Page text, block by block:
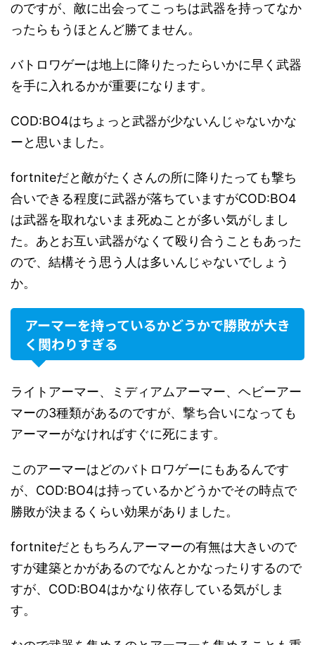
のですが、敵に出会ってこっちは武器を持ってなか
ったらもうほとんど勝てません。
バトロワゲーは地上に降りたったらいかに早く武器
を手に入れるかが重要になります。
COD:BO4はちょっと武器が少ないんじゃないかな
ーと思いました。
fortniteだと敵がたくさんの所に降りたっても撃ち
合いできる程度に武器が落ちていますがCOD:BO4
は武器を取れないまま死ぬことが多い気がしまし
た。あとお互い武器がなくて殴り合うこともあった
ので、結構そう思う人は多いんじゃないでしょう
か。
アーマーを持っているかどうかで勝敗が大き
く関わりすぎる
ライトアーマー、ミディアムアーマー、ヘビーアー
マーの3種類があるのですが、撃ち合いになっても
アーマーがなければすぐに死にます。
このアーマーはどのバトロワゲーにもあるんです
が、COD:BO4は持っているかどうかでその時点で
勝敗が決まるくらい効果がありました。
fortniteだともちろんアーマーの有無は大きいので
すが建築とかがあるのでなんとかなったりするので
すが、COD:BO4はかなり依存している気がしま
す。